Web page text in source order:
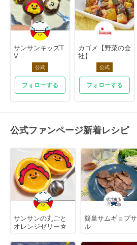
サンサンキッズT
V
公式
フォローする
カゴメ【野菜の会
社】
公式
フォローする
公式ファンページ新着レシピ
サンサンの丸ごと
オレンジゼリー☆
簡単サムギョプサ
ル